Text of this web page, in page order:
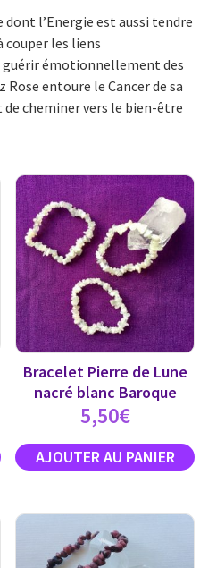
dont l’Energie est aussi tendre
couper les liens
guérir émotionnellement des
Rose entoure le Cancer de sa
cheminer vers le bien-être
Bracelet Pierre de Lune
nacré blanc Baroque
5,50€